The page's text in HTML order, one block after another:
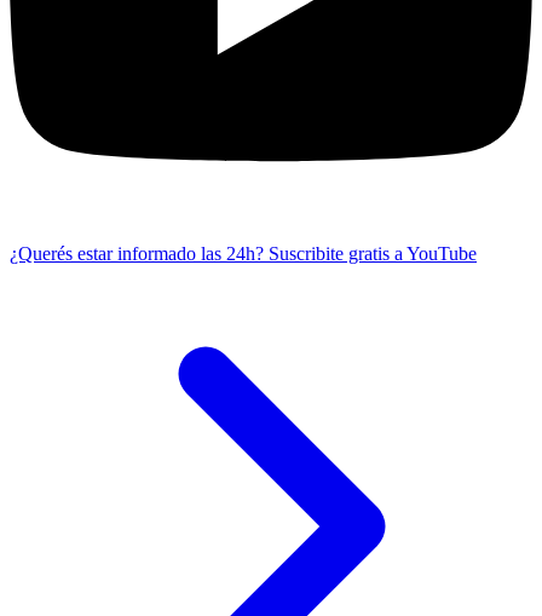
¿Querés estar informado las 24h? Suscribite gratis a YouTube